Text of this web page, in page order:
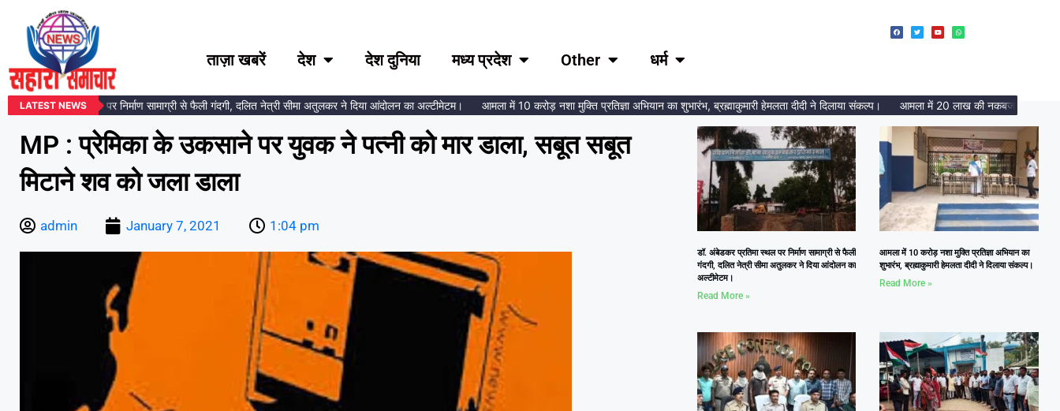
ताज़ा खबरें देश देश दुनिया मध्य प्रदेश Other धर्म
LATEST NEWS
प्रतिमा स्थल पर निर्माण सामाग्री से फैली गंदगी, दलित नेत्री सीमा अतुलकर ने दिया आंदोलन का अल्टीमेटम। आमला में 10 करोड़ नशा मुक्ति प्रतिज्ञा अभियान का शुभारंभ, ब्रह्माकुमारी हेमलता दीदी ने दिलाया संकल्प। आमला में 20 लाख की नकबजनी का पर्दाफाश,
MP : प्रेमिका के उकसाने पर युवक ने पत्नी को मार डाला, सबूत सबूत
मिटाने शव को जला डाला
admin January 7, 2021 1:04 pm
डॉ. अंबेडकर प्रतिमा स्थल पर निर्माण सामाग्री से फैली
गंदगी, दलित नेत्री सीमा अतुलकर ने दिया आंदोलन का
अल्टीमेटम।
Read More »
आमला में 10 करोड़ नशा मुक्ति प्रतिज्ञा अभियान का
शुभारंभ, ब्रह्माकुमारी हेमलता दीदी ने दिलाया संकल्प।
Read More »